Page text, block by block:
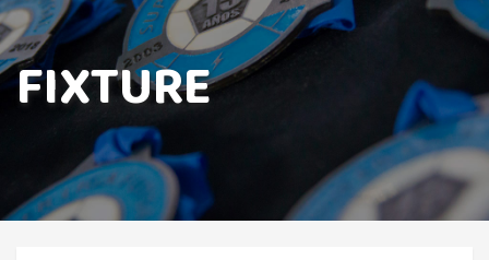
FIXTURE